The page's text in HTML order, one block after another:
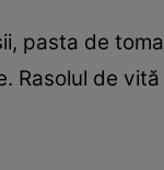
pasta de
Rasolul de